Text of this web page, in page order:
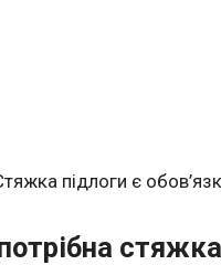
підлоги є
стяжка